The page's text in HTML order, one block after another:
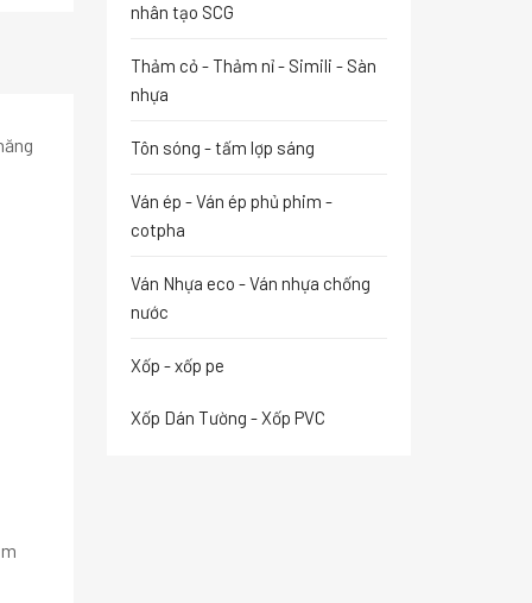
nhân tạo SCG
Thảm cỏ - Thảm nỉ - Simili - Sàn
nhựa
Tôn sóng - tấm lợp sáng
Ván ép - Ván ép phủ phim -
cotpha
Ván Nhựa eco - Ván nhựa chống
nước
Xốp - xốp pe
Xốp Dán Tường - Xốp PVC